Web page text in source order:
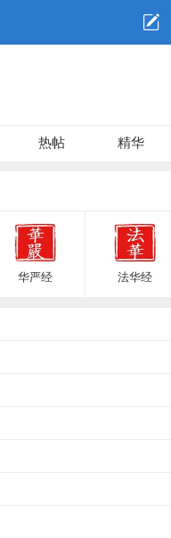
热帖 精华
华严经 法华经